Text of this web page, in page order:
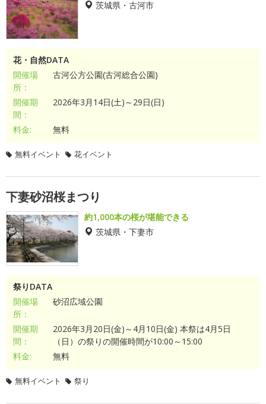
茨城県・古河市
花・自然DATA
開催場
所：
古河公方公園(古河総合公園)
開催期
間：
2026年3月14日(土)～29日(日)
料金: 無料
無料イベント 花イベント
下妻砂沼桜まつり
約1,000本の桜が堪能できる
茨城県・下妻市
祭りDATA
開催場
所：
砂沼広域公園
開催期
間：
2026年3月20日(金)～4月10日(金) 本祭は4月5日
（日）の祭りの開催時間が10:00～15:00
料金:
無料
無料イベント 祭り